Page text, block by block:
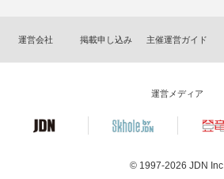
運営会社 掲載申し込み 主催運営ガイド
運営メディア
© 1997-2026 JDN Inc.